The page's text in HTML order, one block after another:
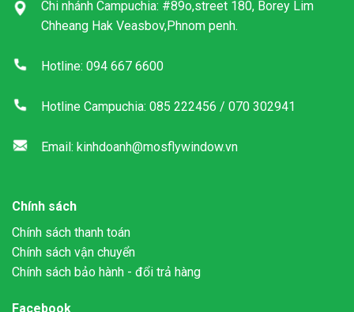
Chi nhánh Campuchia: #89o,street 180, Borey Lim
Chheang Hak Veasbov,Phnom penh.
Hotline: 094 667 6600
Hotline Campuchia: 085 222456 / 070 302941
Email: kinhdoanh@mosflywindow.vn
Chính sách
Chính sách thanh toán
Chính sách vận chuyển
Chính sách bảo hành - đổi trả hàng
Facebook